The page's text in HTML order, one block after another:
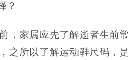
？
，家属应先了解逝者生前常
之所以了解运动鞋尺码，是